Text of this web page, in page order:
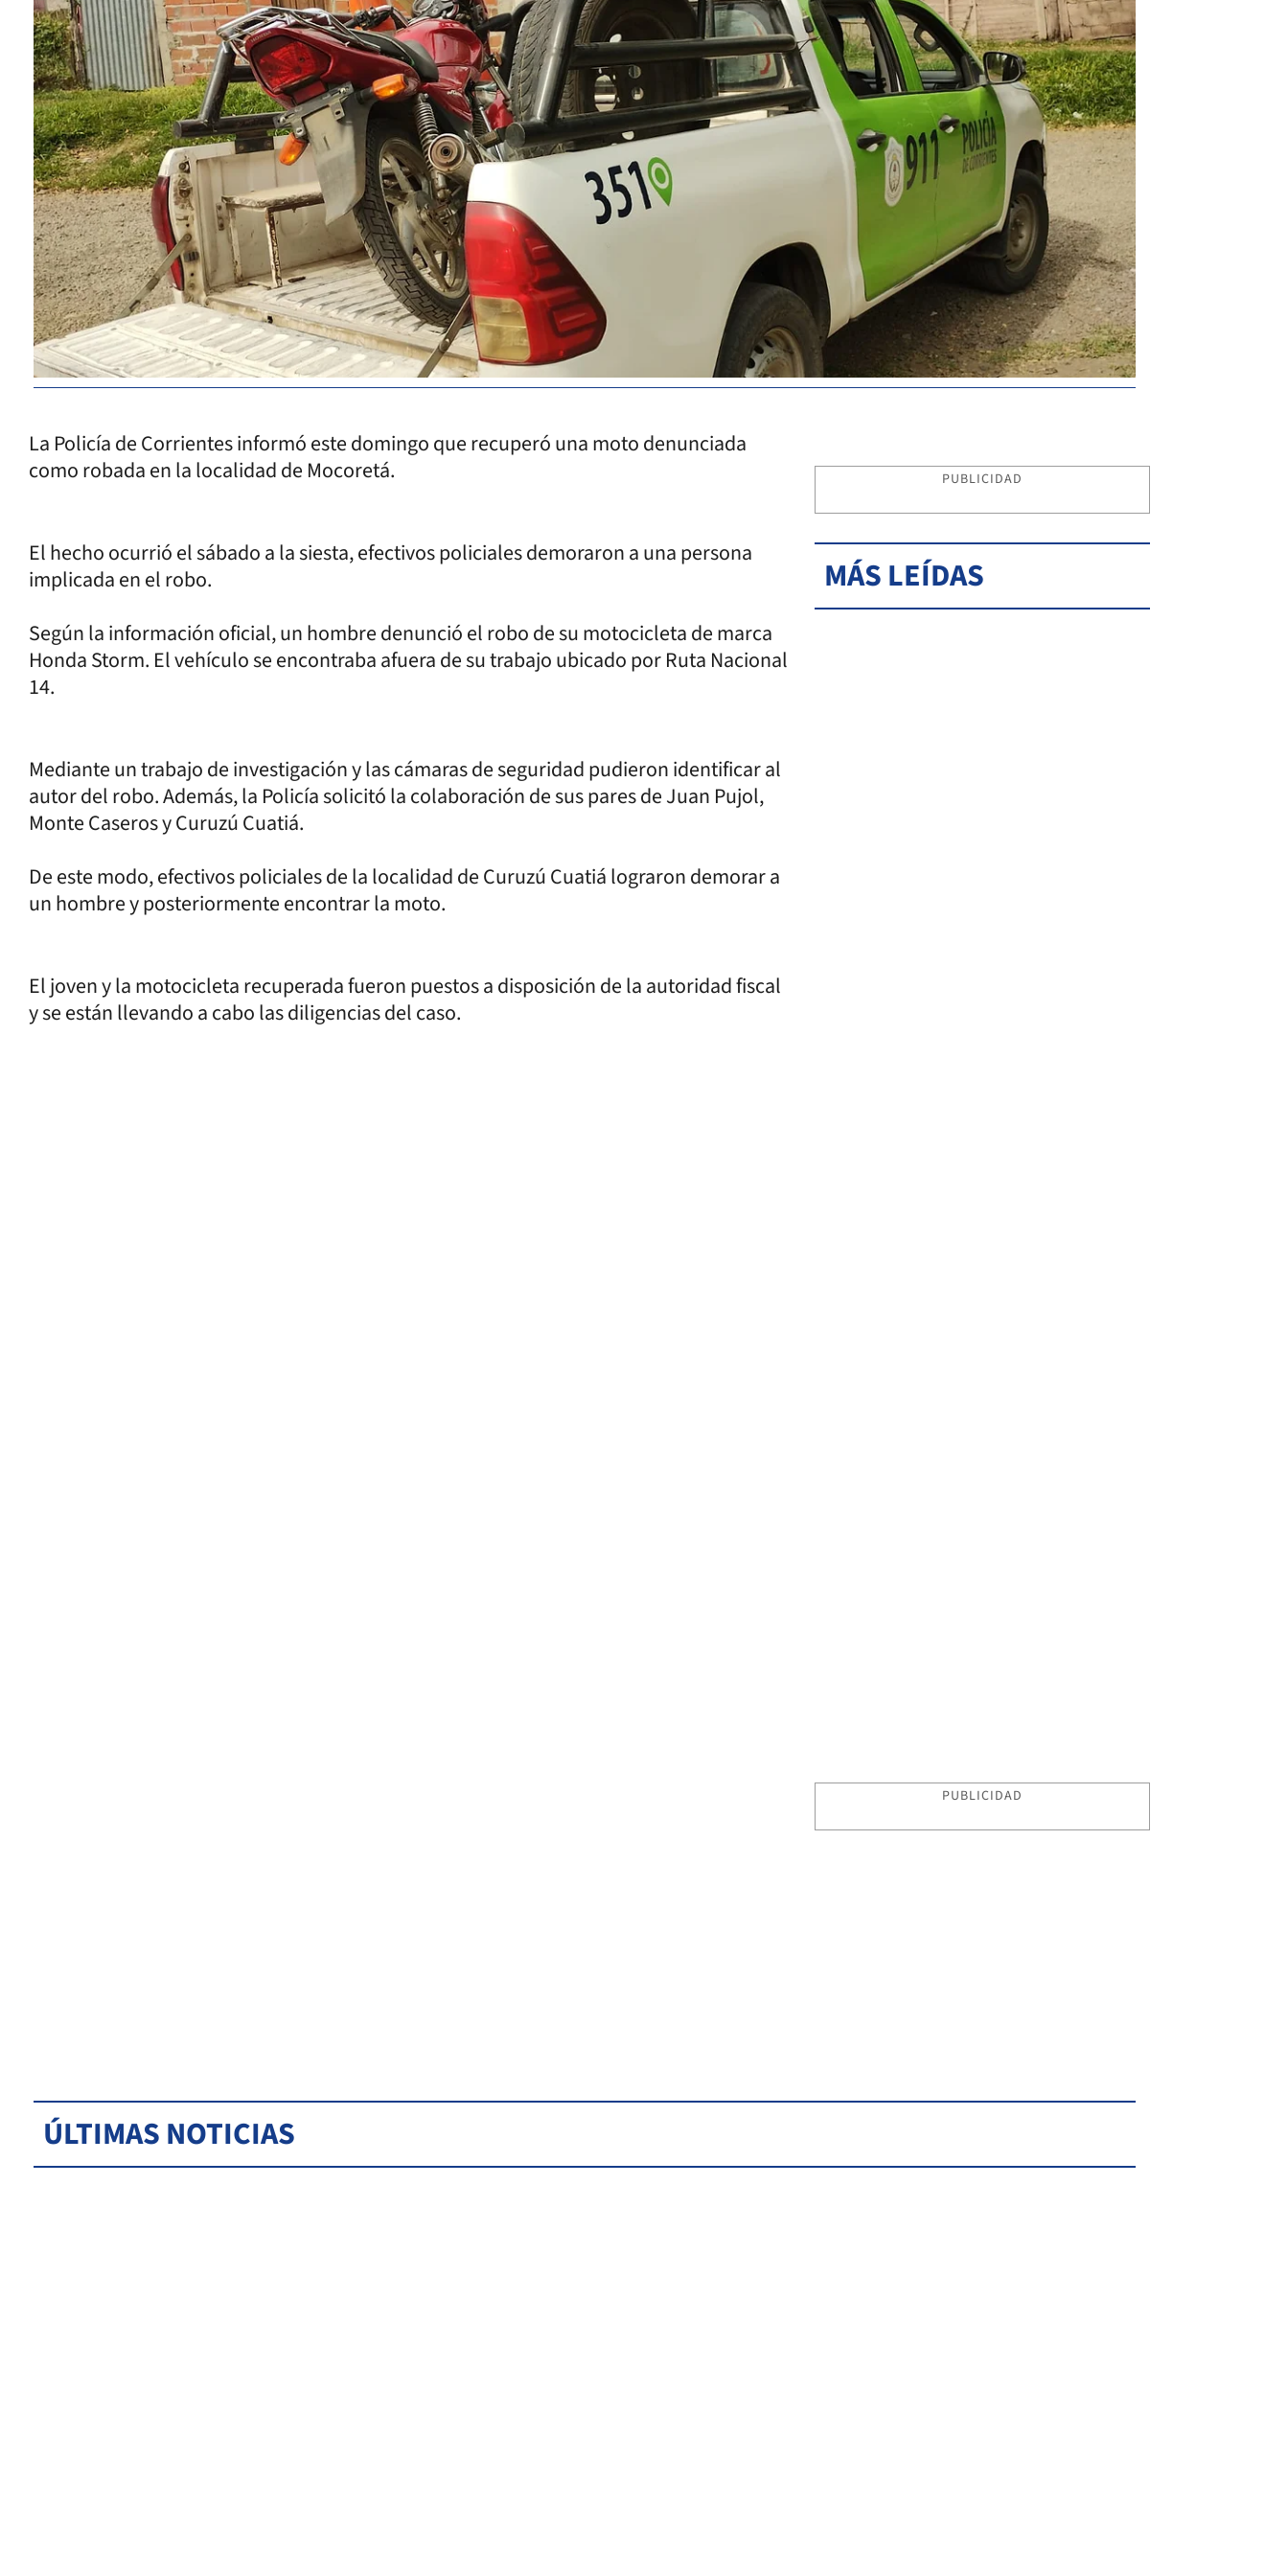
La Policía de Corrientes informó este domingo que recuperó una moto denunciada
como robada en la localidad de Mocoretá.
El hecho ocurrió el sábado a la siesta, efectivos policiales demoraron a una persona
implicada en el robo.
Según la información oficial, un hombre denunció el robo de su motocicleta de marca
Honda Storm. El vehículo se encontraba afuera de su trabajo ubicado por Ruta Nacional
14.
Mediante un trabajo de investigación y las cámaras de seguridad pudieron identificar al
autor del robo. Además, la Policía solicitó la colaboración de sus pares de Juan Pujol,
Monte Caseros y Curuzú Cuatiá.
De este modo, efectivos policiales de la localidad de Curuzú Cuatiá lograron demorar a
un hombre y posteriormente encontrar la moto.
El joven y la motocicleta recuperada fueron puestos a disposición de la autoridad fiscal
y se están llevando a cabo las diligencias del caso.
PUBLICIDAD
MÁS LEÍDAS
PUBLICIDAD
ÚLTIMAS NOTICIAS